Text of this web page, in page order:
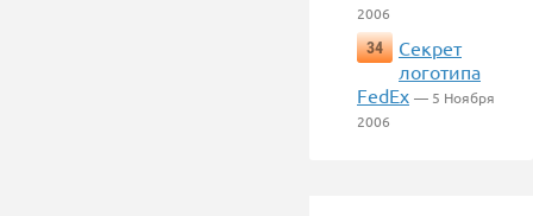
2006
34
Секрет
логотипа
FedEx — 5 Ноября
2006